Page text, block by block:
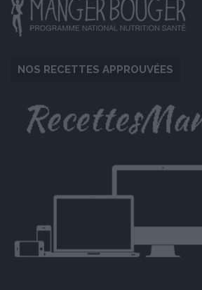
NOS RECETTES APPROUVÉES